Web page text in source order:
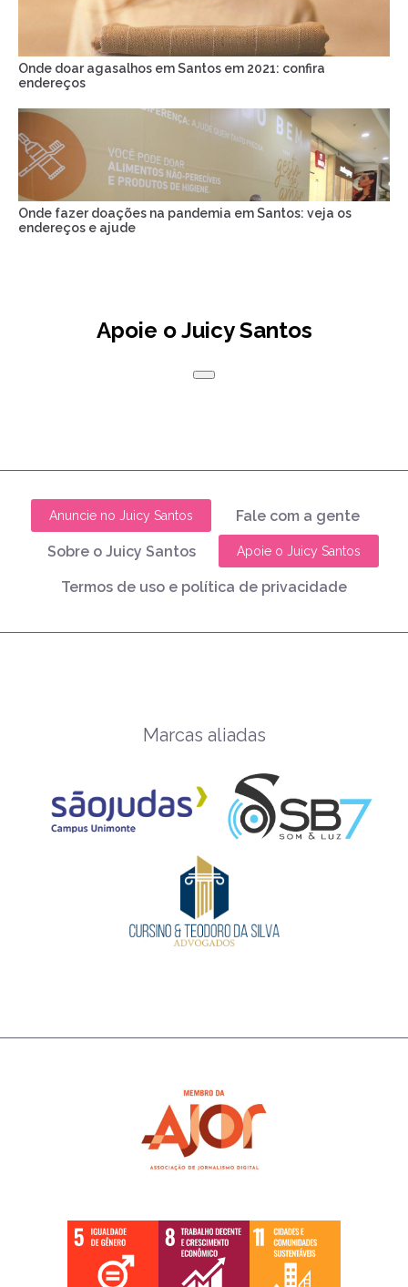
Onde doar agasalhos em Santos em 2021: confira
endereços
Onde fazer doações na pandemia em Santos: veja os
endereços e ajude
Apoie o Juicy Santos
Anuncie no Juicy Santos Fale com a gente
Sobre o Juicy Santos Apoie o Juicy Santos
Termos de uso e política de privacidade
Marcas aliadas